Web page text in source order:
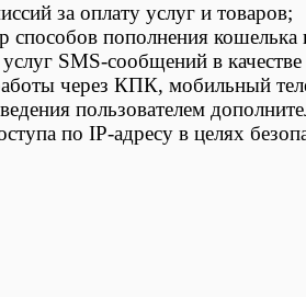
за оплату услуг и товаров;
пополнения кошелька
SMS-сообщений в
через КПК, мобильный
пользователем
по IP-адресу в целях